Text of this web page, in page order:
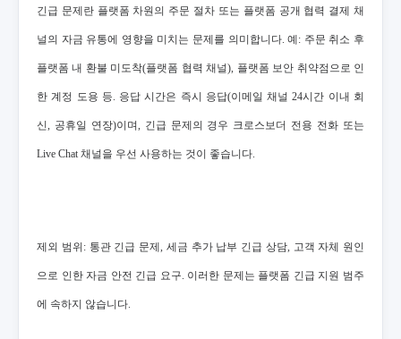
긴급 문제란 플랫폼 차원의 주문 절차 또는 플랫폼 공개 협력 결제 채
널의 자금 유통에 영향을 미치는 문제를 의미합니다. 예: 주문 취소 후
플랫폼 내 환불 미도착(플랫폼 협력 채널), 플랫폼 보안 취약점으로 인
한 계정 도용 등. 응답 시간은 즉시 응답(이메일 채널 24시간 이내 회
신, 공휴일 연장)이며, 긴급 문제의 경우 크로스보더 전용 전화 또는
Live Chat 채널을 우선 사용하는 것이 좋습니다.
제외 범위: 통관 긴급 문제, 세금 추가 납부 긴급 상담, 고객 자체 원인
으로 인한 자금 안전 긴급 요구. 이러한 문제는 플랫폼 긴급 지원 범주
에 속하지 않습니다.